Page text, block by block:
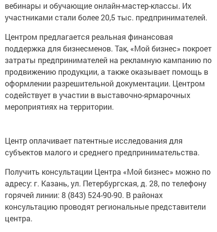
вебинары и обучающие онлайн-мастер-классы. Их
участниками стали более 20,5 тыс. предпринимателей.
Центром предлагается реальная финансовая
поддержка для бизнесменов. Так, «Мой бизнес» покроет
затраты предпринимателей на рекламную кампанию по
продвижению продукции, а также оказывает помощь в
оформлении разрешительной документации. Центром
содействует в участии в выставочно-ярмарочных
мероприятиях на территории.
Центр оплачивает патентные исследования для
субъектов малого и среднего предпринимательства.
Получить консультации Центра «Мой бизнес» можно по
адресу: г. Казань, ул. Петербургская, д. 28, по телефону
горячей линии: 8 (843) 524-90-90. В районах
консультацию проводят региональные представители
центра.